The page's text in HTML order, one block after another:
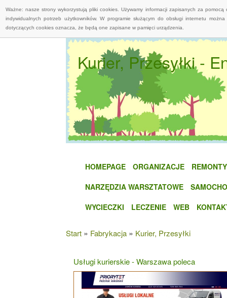
Ważne: nasze strony wykorzystują pliki cookies. Używamy informacji zapisanych za
indywidualnych potrzeb użytkowników. W programie służącym do obsługi internetu
dotyczących cookies oznacza, że będą one zapisane w pamięci urządzenia.
Kurier, Przesyłki -
HOMEPAGE ORGANIZACJE
REMONTY
NARZĘDZIA WARSZTATOWE
WYCIECZKI
LECZENIE WEB
Start » Fabrykacja » Kurier, Przesyłki
Usługi kurierskie - Warszawa poleca